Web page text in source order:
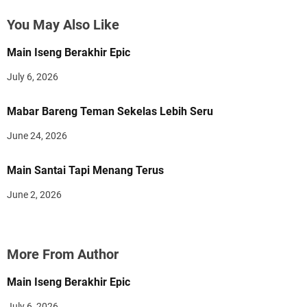
You May Also Like
Main Iseng Berakhir Epic
July 6, 2026
Mabar Bareng Teman Sekelas Lebih Seru
June 24, 2026
Main Santai Tapi Menang Terus
June 2, 2026
More From Author
Main Iseng Berakhir Epic